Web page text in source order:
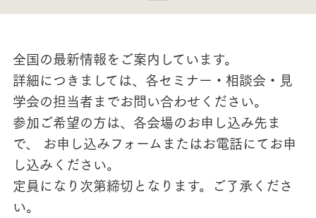
全国の最新情報をご案内しています。
詳細につきましては、各セミナー・相談会・見
学会の担当者までお問い合わせください。
参加ご希望の方は、各会場のお申し込み先ま
で、 お申し込みフォームまたはお電話にてお申
し込みください。
定員になり次第締切となります。ご了承くださ
い。